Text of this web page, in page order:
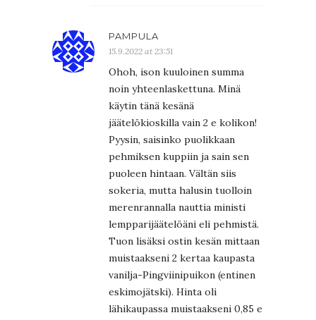
PAMPULA
15.9.2022 at 23:51
Ohoh, ison kuuloinen summa
noin yhteenlaskettuna. Minä
käytin tänä kesänä
jäätelökioskilla vain 2 e kolikon!
Pyysin, saisinko puolikkaan
pehmiksen kuppiin ja sain sen
puoleen hintaan. Vältän siis
sokeria, mutta halusin tuolloin
merenrannalla nauttia ministi
lempparijäätelöäni eli pehmistä.
Tuon lisäksi ostin kesän mittaan
muistaakseni 2 kertaa kaupasta
vanilja-Pingviinipuikon (entinen
eskimojätski). Hinta oli
lähikaupassa muistaakseni 0,85 e